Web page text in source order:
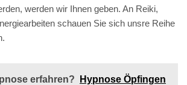
werden wir Ihnen geben. An Reiki,
schauen Sie sich unsre Reihe
erfahren?
Hypnose Öpfingen